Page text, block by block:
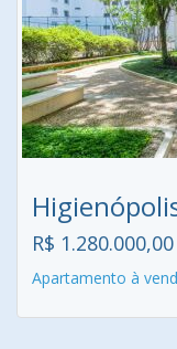
R$ 1.280.000,00
Apartamento à